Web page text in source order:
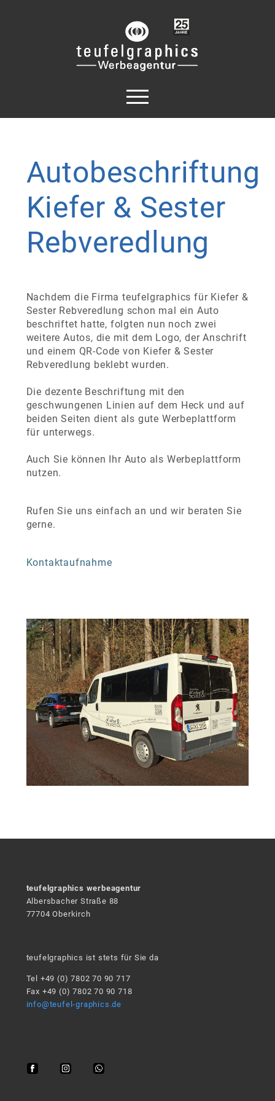
Autobeschriftung
Kiefer & Sester
Rebveredlung
Nachdem die Firma teufelgraphics für Kiefer &
Sester Rebveredlung schon mal ein Auto
beschriftet hatte, folgten nun noch zwei
weitere Autos, die mit dem Logo, der Anschrift
und einem QR-Code von Kiefer & Sester
Rebveredlung beklebt wurden.
Die dezente Beschriftung mit den
geschwungenen Linien auf dem Heck und auf
beiden Seiten dient als gute Werbeplattform
für unterwegs.
Auch Sie können Ihr Auto als Werbeplattform
nutzen.
Rufen Sie uns einfach an und wir beraten Sie
gerne.
Kontaktaufnahme
teufelgraphics werbeagentur
Albersbacher Straße 88
77704 Oberkirch
teufelgraphics ist stets für Sie da
Tel +49 (0) 7802 70 90 717
Fax +49 (0) 7802 70 90 718
info@teufel-graphics.de